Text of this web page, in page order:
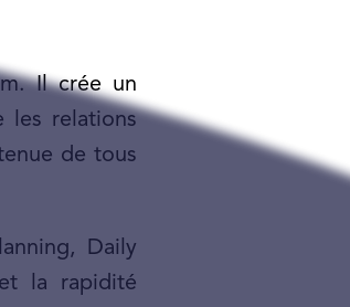
Il crée un
les relations
de tous
Daily
la rapidité